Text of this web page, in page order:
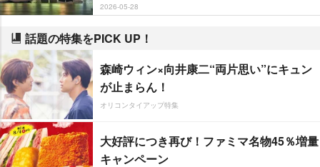
2026-05-28
話題の特集をPICK UP！
森崎ウィン×向井康二“両片思い”にキュン
が止まらん！
オリコンタイアップ特集
大好評につき再び！ファミマ名物45％増量
キャンペーン